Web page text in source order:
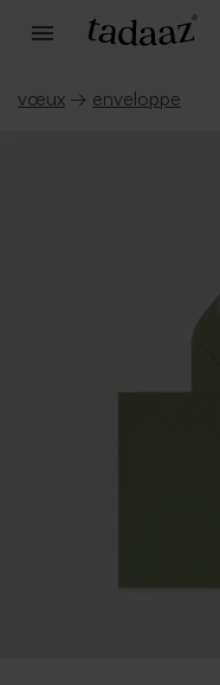
vœux → enveloppe